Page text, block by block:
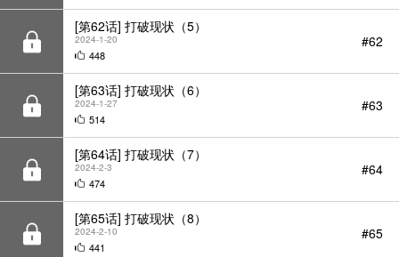
448
[第63话] 打破现状（6）
2024-1-27
514
[第64话] 打破现状（7）
2024-2-3
474
[第65话] 打破现状（8）
2024-2-10
441
[第66话] 打破现状（9）
2024-2-17